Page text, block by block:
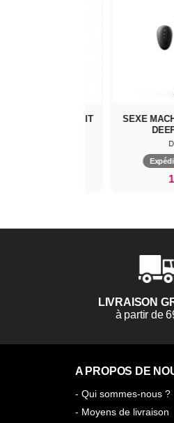
VA-ET-VIENT
LIVRAISON
à partir de
A PROPOS DE
- Qui sommes-nous ?
- Moyens de livraison